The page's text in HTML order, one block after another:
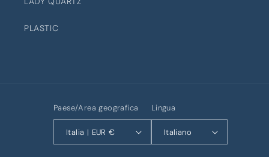
PLASTIC
Paese/Area geografica
Italia | EUR €
Lingua
Italiano